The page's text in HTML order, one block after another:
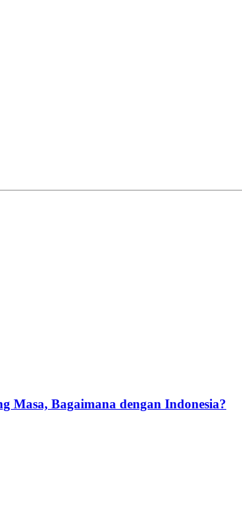
Masa, Bagaimana dengan Indonesia?